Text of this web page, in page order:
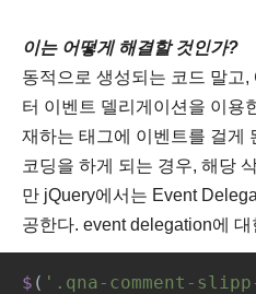
이는 어떻게 해결할 것인가?
동적으로 생성되는 코드 말고
터 이벤트 델리게이션을 이용
재하는 태그에 이벤트를 걸게
코딩을 하게 되는 경우, 해당
만 jQuery에서는 Event
공한다. event delegation에
$ ( '.qna-comment-